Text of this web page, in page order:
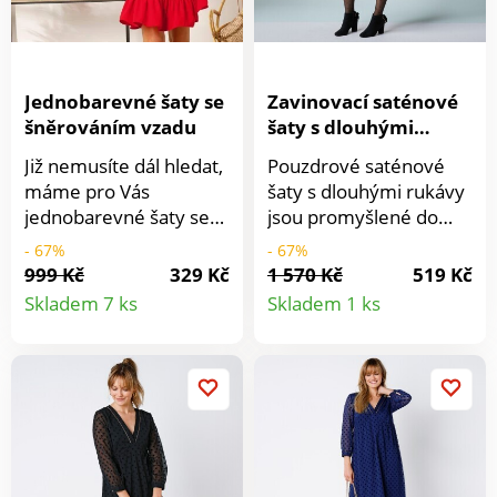
Jednobarevné šaty se
šněrováním vzadu
Již nemusíte dál hledat,
máme pro Vás
jednobarevné šaty se
šněrováním vzadu!
Vpředu a vzadu výstřih
do "V". Vzadu
šněrování. Rovný
rukávy s nařasením
ramenou. Pružné
konce rukávů. V pase
přestřižení a nařasení.
Na rozšířeném
- 67%
999 Kč
329 Kč
Skladem 7 ks
Zavinovací saténové
šaty s dlouhými
rukávy
Pouzdrové saténové
šaty s dlouhými rukávy
jsou promyšlené do
nejmenšího detailu:
volánové zdobení
ramen, žabičkované
manžety, zakulacený
neschází! Překřížený
výstřih. Dlouhé, lehce
nadýchané rukávy.
Žabičkované manžety.
2 šňůrky na zavázání:
- 67%
1 570 Kč
519 Kč
Skladem 1 ks